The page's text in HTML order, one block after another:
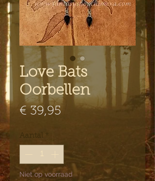
Love Bats
Oorbellen
€ 39,95 Prijs
Aantal *
Niet op voorraad